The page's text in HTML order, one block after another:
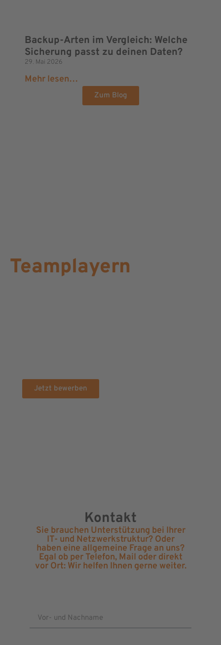
Backup-Arten im Vergleich: Welche
Sicherung passt zu deinen Daten?
29. Mai 2026
Mehr lesen…
Zum Blog
Teamplayern
Teilzeit – Marketing Manager m/w/d – ab sofort
Jetzt bewerben
Kontakt
Sie brauchen Unterstützung bei Ihrer
IT- und Netzwerkstruktur? Oder
haben eine allgemeine Frage an uns?
Egal ob per Telefon, Mail oder direkt
vor Ort: Wir helfen Ihnen gerne weiter.